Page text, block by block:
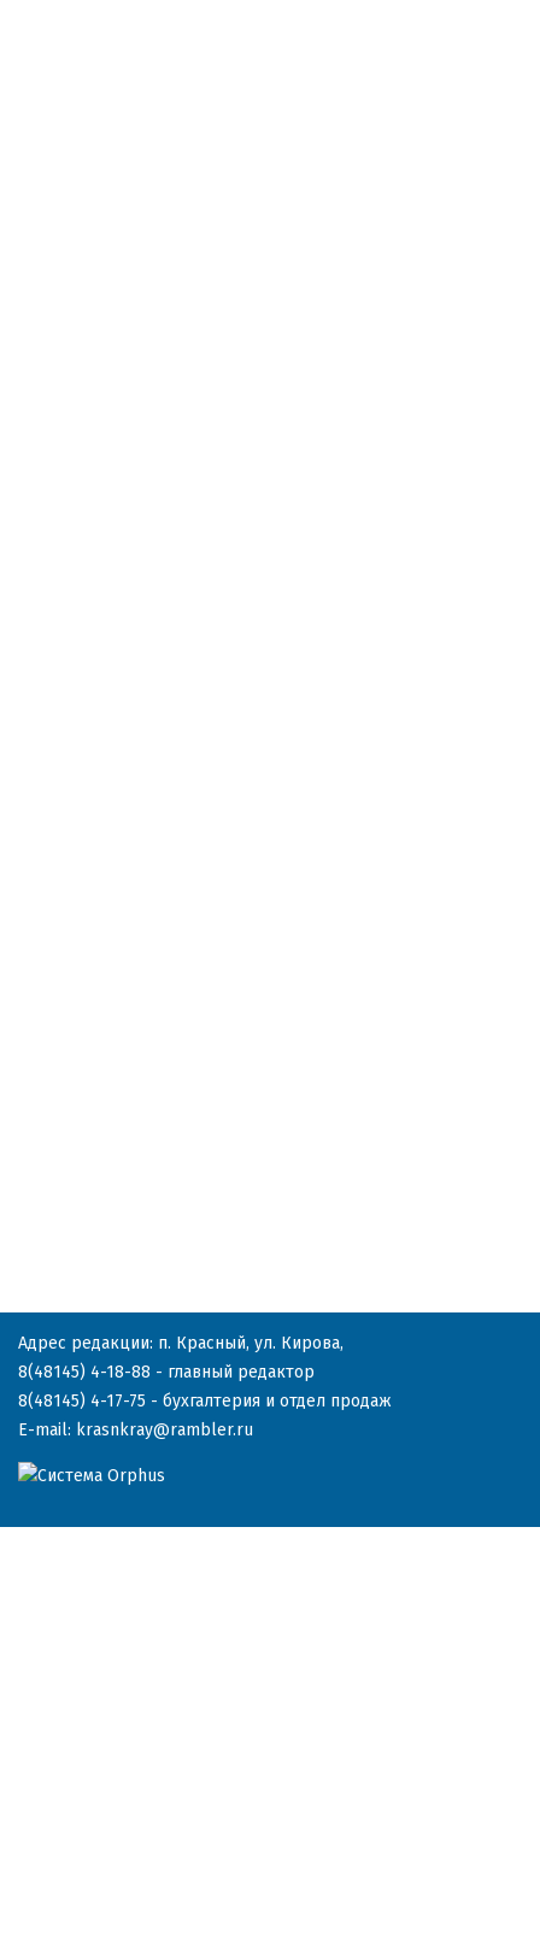
Адрес редакции: п. Красный, ул. Кирова,
8(48145) 4-18-88 - главный редактор
8(48145) 4-17-75 - бухгалтерия и отдел продаж
E-mail: krasnkray@rambler.ru